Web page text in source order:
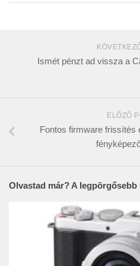
Ismét pénzt ad vissza a
ELŐZŐ
Fontos firmware frissítés
Olvastad már? A legpörgősebb